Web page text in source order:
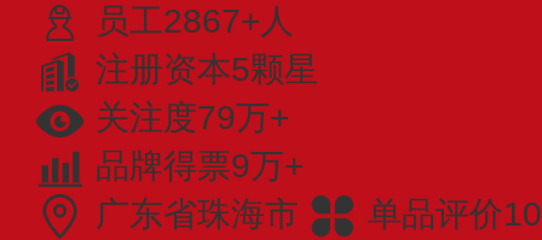
员工2867+人
注册资本5颗星
关注度79万+
品牌得票9万+
广东省珠海市
单品评价